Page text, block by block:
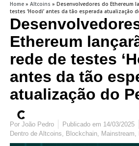
Home » Altcoins » Desenvolvedores do Ethereum
testes ‘Hoodi’ antes da tão esperada atualização
Ethereum
rede de testes
antes da tão
atualização do
Por João Pedro Publicado em 14/03/2025
Dentro de Altcoins, Blockchain, Mainstream,